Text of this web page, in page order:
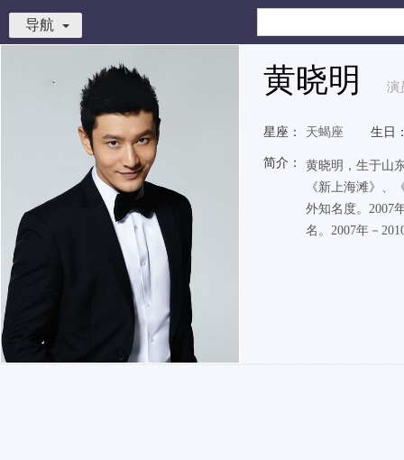
导航
黄晓明 演
星座： 天蝎座 生日
简介：
黄晓明，生于山
《新上海滩》、
外知名度。2007
名。2007年－